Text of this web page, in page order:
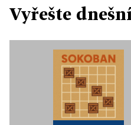
Vyřešte